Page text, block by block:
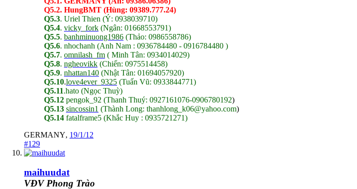
Q5.2. HungBMT (Hùng: 09389.777.24)
Q5.3. Uriel Thien (Ý: 0938039710)
Q5.4. vicky_fork (Ngân: 01668553791)
Q5.5. banhminuong1986 (Thảo: 0986558786)
Q5.6. nhochanh (Anh Nam : 0936784480 - 0916784480 )
Q5.7. omnilash_fm ( Minh Tân: 0934014029)
Q5.8. ngheovikk (Chiến: 0975514458)
Q5.9. nhattan140 (Nhật Tân: 01694057920)
Q5.10.love4ever_9325 (Tuấn Vũ: 0933844771)
Q5.11.hato (Ngọc Thuỳ)
Q5.12 pengok_92 (Thanh Thuý: 0927161076-0906780192)
Q5.13 sincossin1 (Thành Long: thanhlong_k06@yahoo.com)
Q5.14 fatalframe5 (Khắc Huy : 0935721271)
GERMANY, 19/1/12
#129
maihuudat
VĐV Phong Trào